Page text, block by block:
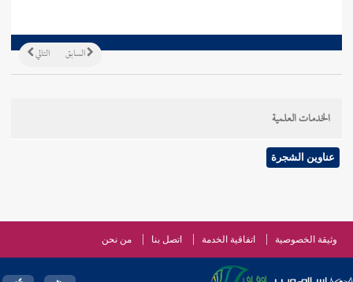
التالي السابق
الخدمات العلمية
عناوين الشجرة
وثيقة الخصوصية اتفاقية الخدمة اتصل بنا من نحن